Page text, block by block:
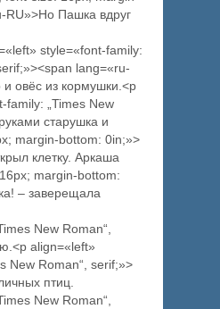
RU»>Но Пашка вдруг
style=«font-family:
lang=«ru-
овёс из кормушки.<p
„Times New
старушка и
margin-bottom: 0in;»>
клетку. Аркаша
margin-bottom:
– заверещала
New Roman“,
align=«left»
New Roman“, serif;»>
птиц.
New Roman“,